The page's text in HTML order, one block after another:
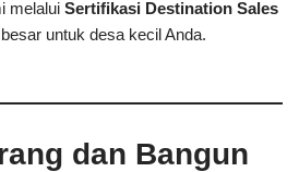
melalui Sertifikasi Destination Sales
untuk desa kecil Anda.
dan Bangun